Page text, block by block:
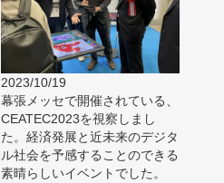
2023/10/19
幕張メッセで開催されている、
CEATEC2023を視察しまし
た。経済発展と近未来のデジタ
ル社会を予感することのできる
素晴らしいイベントでした。